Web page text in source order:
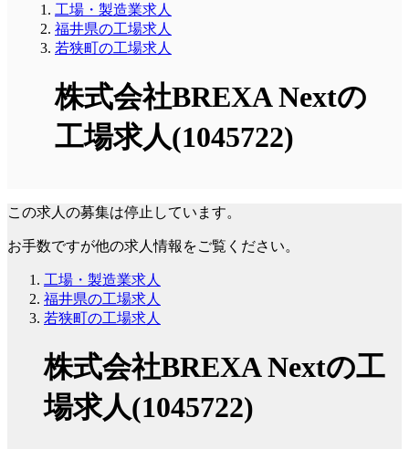
工場・製造業求人
福井県の工場求人
若狭町の工場求人
株式会社BREXA Nextの
工場求人(1045722)
この求人の募集は停止しています。
お手数ですが他の求人情報をご覧ください。
工場・製造業求人
福井県の工場求人
若狭町の工場求人
株式会社BREXA Nextの工
場求人(1045722)